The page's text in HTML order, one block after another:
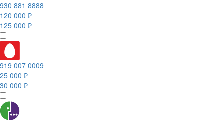
930 881 8888
120 000 ₽
125 000 ₽
919 007 0009
25 000 ₽
30 000 ₽